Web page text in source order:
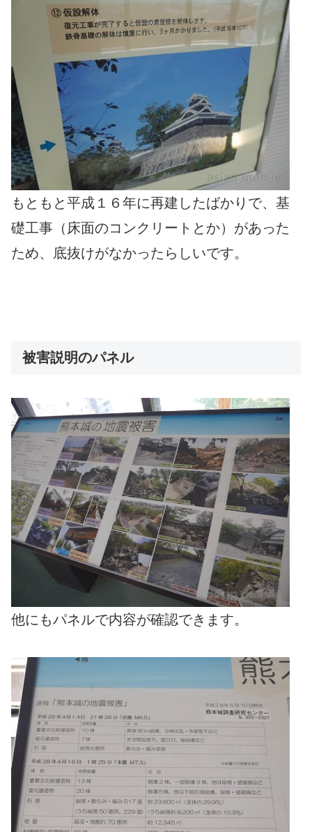
もともと平成１６年に再建したばかりで、基
礎工事（床面のコンクリートとか）があった
ため、底抜けがなかったらしいです。
被害説明のパネル
他にもパネルで内容が確認できます。